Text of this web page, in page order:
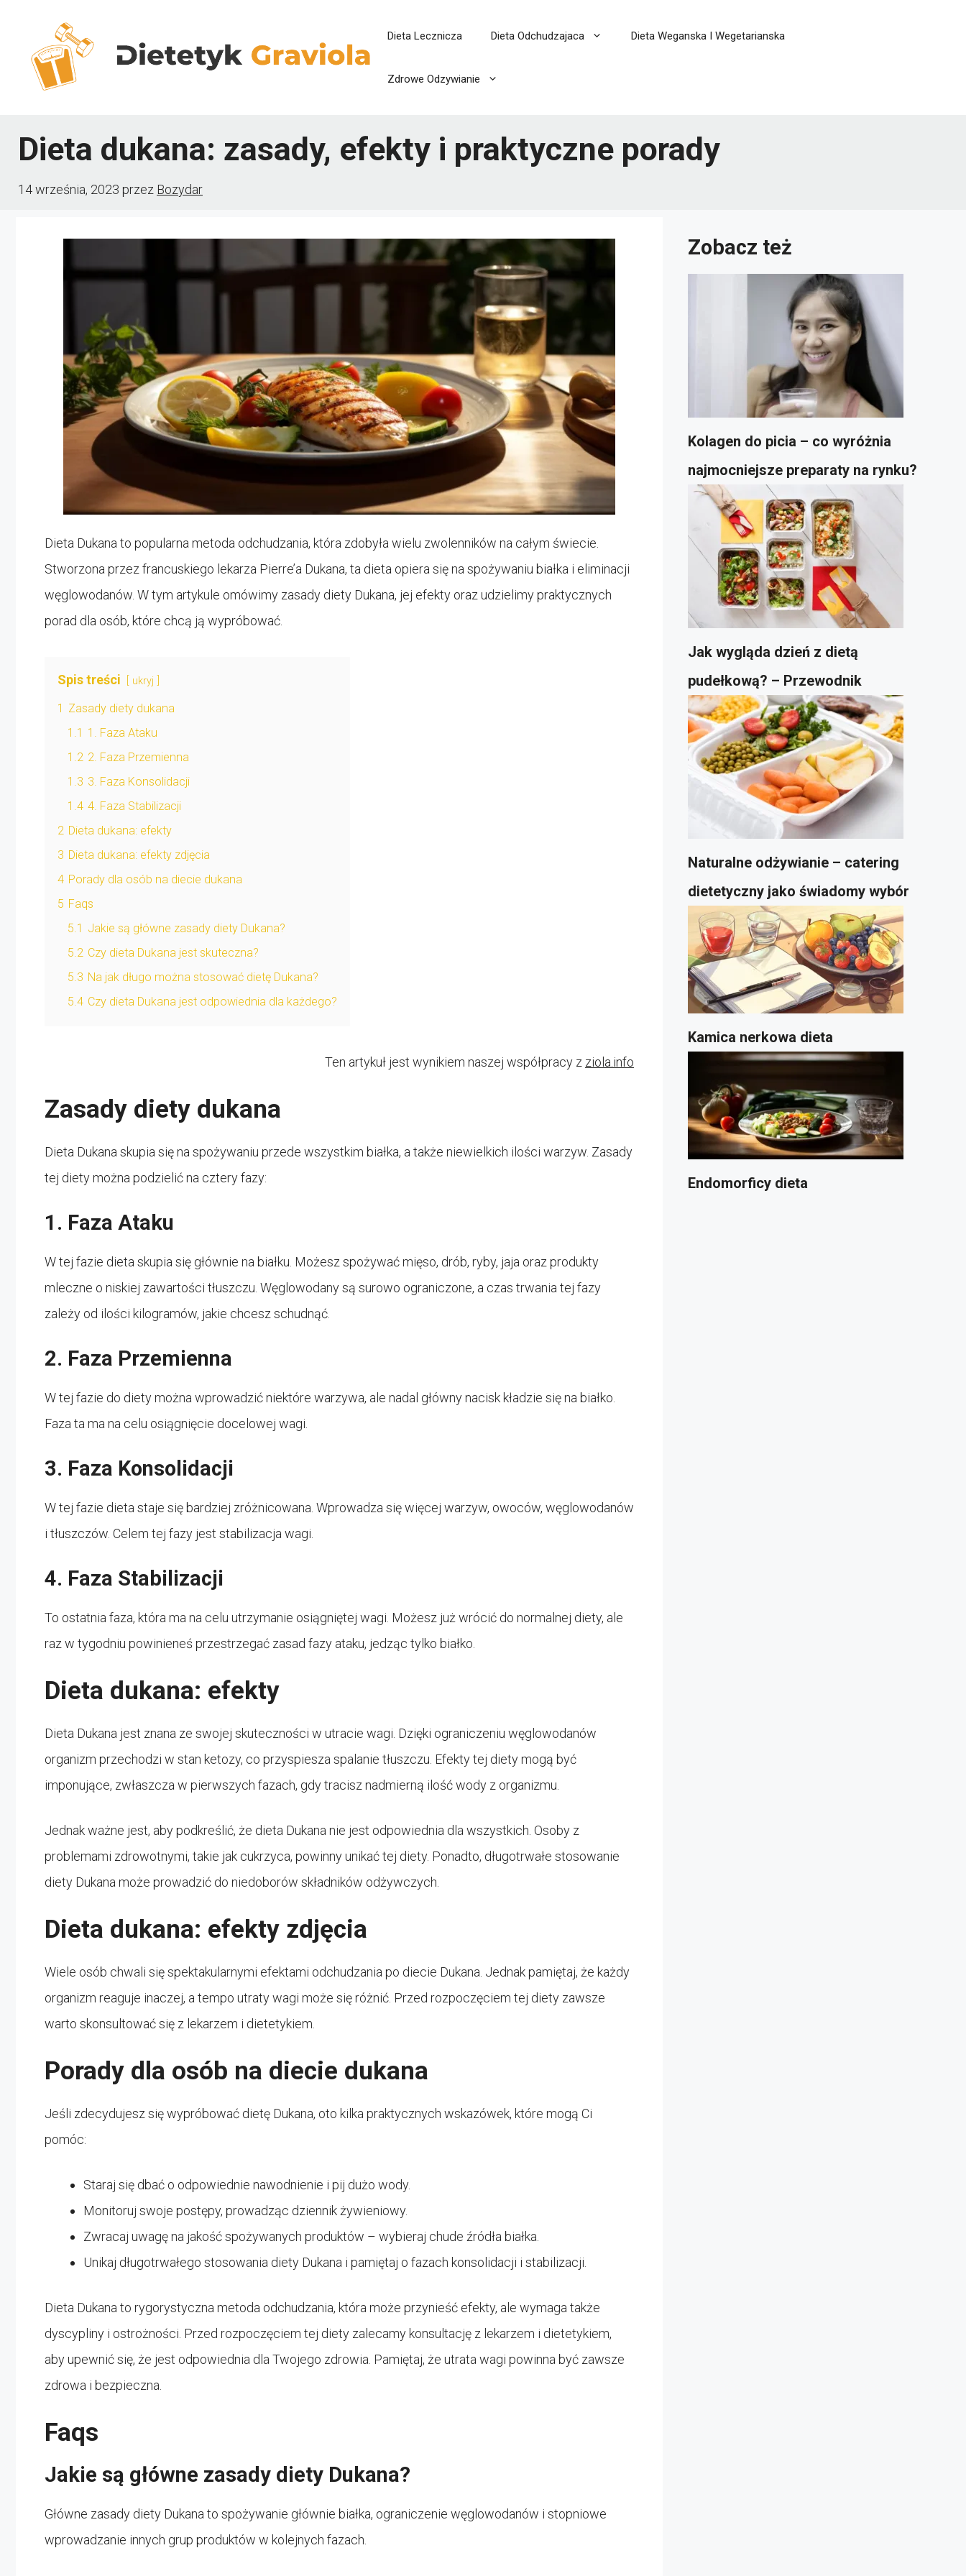
treści
Dieta Lecznicza Dieta Odchudzajaca Dieta Weganska I Wegetarianska
Zdrowe Odzywianie
Dieta dukana: zasady, efekty i praktyczne porady
14 września, 2023 przez Bozydar
Dieta Dukana to popularna metoda odchudzania, która zdobyła wielu zwolenników na całym świecie.
Stworzona przez francuskiego lekarza Pierre’a Dukana, ta dieta opiera się na spożywaniu białka i eliminacji
węglowodanów. W tym artykule omówimy zasady diety Dukana, jej efekty oraz udzielimy praktycznych
porad dla osób, które chcą ją wypróbować.
Spis treści ukryj
1 Zasady diety dukana
1.1 1. Faza Ataku
1.2 2. Faza Przemienna
1.3 3. Faza Konsolidacji
1.4 4. Faza Stabilizacji
2 Dieta dukana: efekty
3 Dieta dukana: efekty zdjęcia
4 Porady dla osób na diecie dukana
5 Faqs
5.1 Jakie są główne zasady diety Dukana?
5.2 Czy dieta Dukana jest skuteczna?
5.3 Na jak długo można stosować dietę Dukana?
5.4 Czy dieta Dukana jest odpowiednia dla każdego?
Ten artykuł jest wynikiem naszej współpracy z ziola.info
Zasady diety dukana
Dieta Dukana skupia się na spożywaniu przede wszystkim białka, a także niewielkich ilości warzyw. Zasady
tej diety można podzielić na cztery fazy:
1. Faza Ataku
W tej fazie dieta skupia się głównie na białku. Możesz spożywać mięso, drób, ryby, jaja oraz produkty
mleczne o niskiej zawartości tłuszczu. Węglowodany są surowo ograniczone, a czas trwania tej fazy
zależy od ilości kilogramów, jakie chcesz schudnąć.
2. Faza Przemienna
W tej fazie do diety można wprowadzić niektóre warzywa, ale nadal główny nacisk kładzie się na białko.
Faza ta ma na celu osiągnięcie docelowej wagi.
3. Faza Konsolidacji
W tej fazie dieta staje się bardziej zróżnicowana. Wprowadza się więcej warzyw, owoców, węglowodanów
i tłuszczów. Celem tej fazy jest stabilizacja wagi.
4. Faza Stabilizacji
To ostatnia faza, która ma na celu utrzymanie osiągniętej wagi. Możesz już wrócić do normalnej diety, ale
raz w tygodniu powinieneś przestrzegać zasad fazy ataku, jedząc tylko białko.
Dieta dukana: efekty
Dieta Dukana jest znana ze swojej skuteczności w utracie wagi. Dzięki ograniczeniu węglowodanów
organizm przechodzi w stan ketozy, co przyspiesza spalanie tłuszczu. Efekty tej diety mogą być
imponujące, zwłaszcza w pierwszych fazach, gdy tracisz nadmierną ilość wody z organizmu.
Jednak ważne jest, aby podkreślić, że dieta Dukana nie jest odpowiednia dla wszystkich. Osoby z
problemami zdrowotnymi, takie jak cukrzyca, powinny unikać tej diety. Ponadto, długotrwałe stosowanie
diety Dukana może prowadzić do niedoborów składników odżywczych.
Dieta dukana: efekty zdjęcia
Wiele osób chwali się spektakularnymi efektami odchudzania po diecie Dukana. Jednak pamiętaj, że każdy
organizm reaguje inaczej, a tempo utraty wagi może się różnić. Przed rozpoczęciem tej diety zawsze
warto skonsultować się z lekarzem i dietetykiem.
Porady dla osób na diecie dukana
Jeśli zdecydujesz się wypróbować dietę Dukana, oto kilka praktycznych wskazówek, które mogą Ci
pomóc:
Staraj się dbać o odpowiednie nawodnienie i pij dużo wody.
Monitoruj swoje postępy, prowadząc dziennik żywieniowy.
Zwracaj uwagę na jakość spożywanych produktów – wybieraj chude źródła białka.
Unikaj długotrwałego stosowania diety Dukana i pamiętaj o fazach konsolidacji i stabilizacji.
Dieta Dukana to rygorystyczna metoda odchudzania, która może przynieść efekty, ale wymaga także
dyscypliny i ostrożności. Przed rozpoczęciem tej diety zalecamy konsultację z lekarzem i dietetykiem,
aby upewnić się, że jest odpowiednia dla Twojego zdrowia. Pamiętaj, że utrata wagi powinna być zawsze
zdrowa i bezpieczna.
Faqs
Jakie są główne zasady diety Dukana?
Główne zasady diety Dukana to spożywanie głównie białka, ograniczenie węglowodanów i stopniowe
wprowadzanie innych grup produktów w kolejnych fazach.
Zobacz też
Kolagen do picia – co wyróżnia
najmocniejsze preparaty na rynku?
Jak wygląda dzień z dietą
pudełkową? – Przewodnik
Naturalne odżywianie – catering
dietetyczny jako świadomy wybór
Kamica nerkowa dieta
Endomorficy dieta